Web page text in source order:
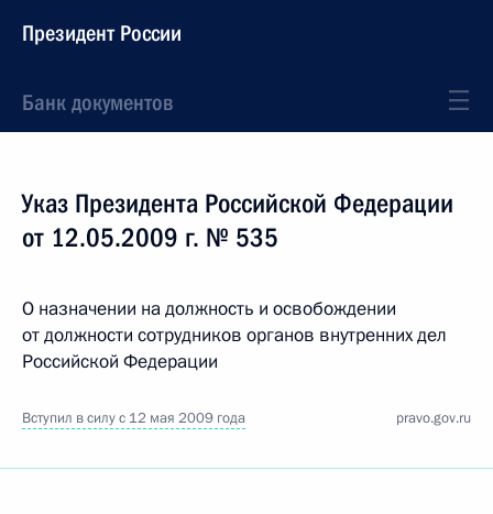
Президент России
Банк документов
Указ Президента Российской Федерации
от 12.05.2009 г. № 535
О назначении на должность и освобождении
от должности сотрудников органов внутренних дел
Российской Федерации
Вступил в силу с 12 мая 2009 года pravo.gov.ru